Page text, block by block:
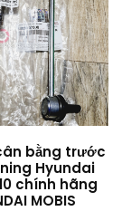
bằng trước
Hyundai
chính hãng
MOBIS